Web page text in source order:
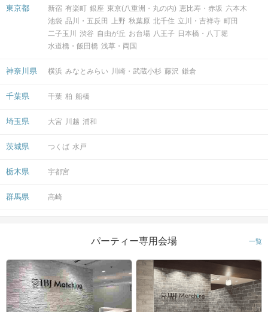
東京都 新宿 有楽町 銀座 東京(八重洲・丸の内) 恵比寿・赤坂 六本木
池袋 品川・五反田 上野 秋葉原 北千住 立川・吉祥寺 町田
二子玉川
渋谷 自由が丘 お台場 八王子 日本橋・八丁堀
水道橋・飯田橋 浅草・両国
神奈川県 横浜 みなとみらい 川崎・武蔵小杉 藤沢 鎌倉
千葉県 千葉 柏 船橋
埼玉県 大宮 川越 浦和
茨城県 つくば 水戸
栃木県 宇都宮
群馬県 高崎
パーティー専用会場 一覧